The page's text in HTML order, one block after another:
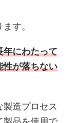
す。
年にわたって
性が落ちない
造プロセス